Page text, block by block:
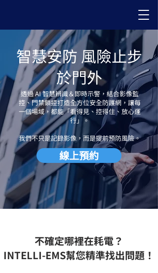
智慧安防 風險止步
於門外
透過 AI 智慧辨識＆即時示警，結合影像監
控、門禁鎖控打造全方位安全防護網，讓每
一個場域，都能「看得見、控得住、放心運
行」。
我們不只是記錄影像，而是提前預防風險。
線上預約
不確定哪裡在耗電？
INTELLI-EMS幫您精準找出問題！